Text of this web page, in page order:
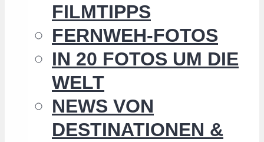
FILMTIPPS
FERNWEH-FOTOS
IN 20 FOTOS UM DIE
WELT
NEWS VON
DESTINATIONEN &